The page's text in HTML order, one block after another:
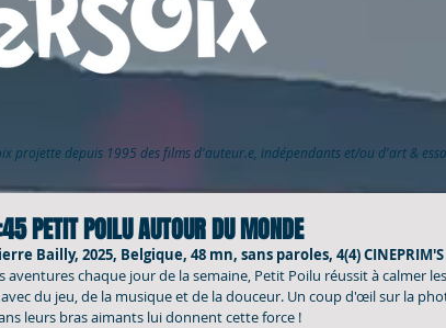
PETIT POILU AUTOUR DU MONDE
Bailly, 2025, Belgique, 48 mn, sans paroles, 4(4) CINEPRIM'S
aventures chaque jour de la semaine, Petit Poilu réussit à calmer
du jeu, de la musique et de la douceur. Un coup d'œil sur la
leurs bras aimants lui donnent cette force !
projette depuis 1995 des films d'auteur.e, indépendants et/ou d'art &